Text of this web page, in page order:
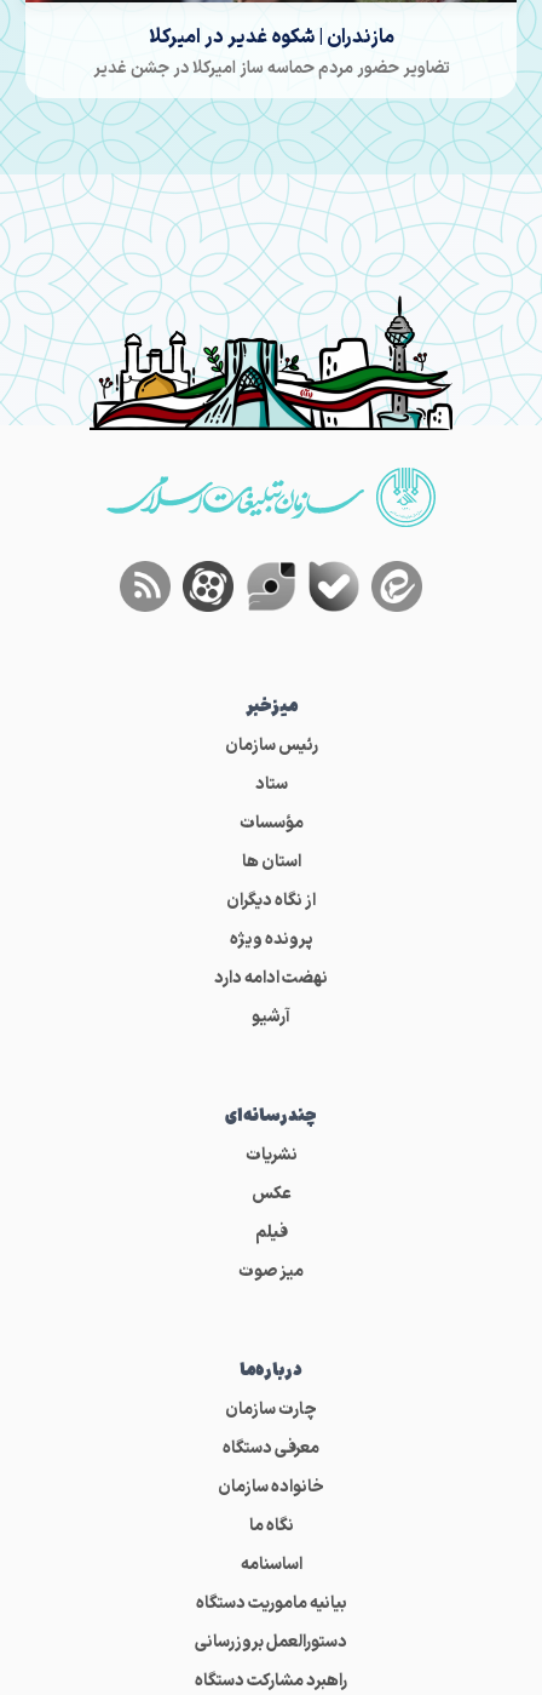
مازندران | انتهای خیابان کشور دوست در امیرکلا
موکبی در غدیر که دلی برپا شد
میز‌خبر
رئیس سازمان
ستاد
مؤسسات
استان ها
از نگاه دیگران
پرونده ویژه
نهضت ادامه دارد
آرشیو
چندرسانه‌ای
نشریات
عکس
فیلم
میز صوت
درباره‌ما
چارت سازمان
معرفی دستگاه
خانواده سازمان
نگاه ما
اساسنامه
بیانیه ماموریت دستگاه
دستورالعمل بروزرسانی
راهبرد مشارکت دستگاه